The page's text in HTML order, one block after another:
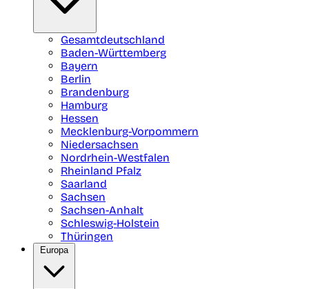
Gesamtdeutschland
Baden-Württemberg
Bayern
Berlin
Brandenburg
Hamburg
Hessen
Mecklenburg-Vorpommern
Niedersachsen
Nordrhein-Westfalen
Rheinland Pfalz
Saarland
Sachsen
Sachsen-Anhalt
Schleswig-Holstein
Thüringen
Europa